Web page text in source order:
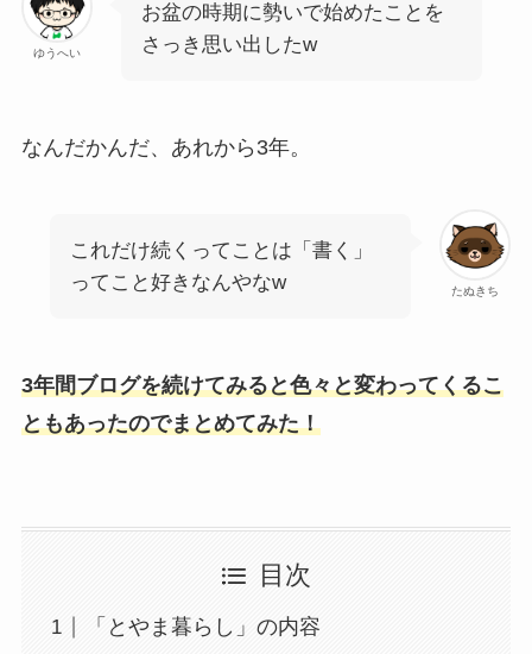
ゆうへい
お盆の時期に勢いで始めたことを
さっき思い出したw
なんだかんだ、あれから3年。
たぬきち
これだけ続くってことは「書く」
ってこと好きなんやなw
3年間ブログを続けてみると色々と変わってくるこ
ともあったのでまとめてみた！
目次
「とやま暮らし」の内容